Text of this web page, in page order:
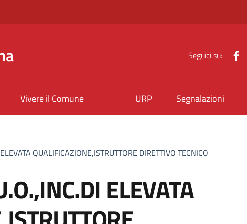
Seguici su:
Vivere il Comune URP Segnalazioni
QUALIFICAZIONE,ISTRUTTORE DIRETTIVO TECNICO
ELEVATA